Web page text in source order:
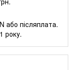
або післяплата.
року.